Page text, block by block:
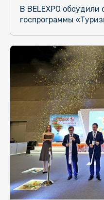
В BELEXPO
госпрограммы